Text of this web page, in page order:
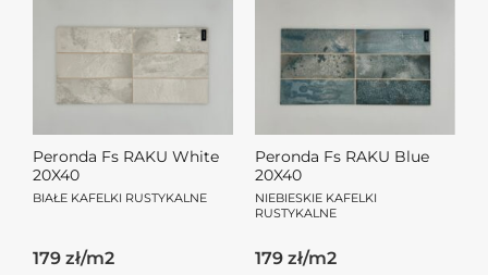
Peronda Fs RAKU White
20X40
BIAŁE KAFELKI RUSTYKALNE
179 zł/m2
Peronda Fs RAKU Blue
20X40
NIEBIESKIE KAFELKI
RUSTYKALNE
179 zł/m2